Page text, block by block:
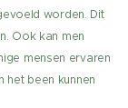
worden. Dit
Ook kan men
mensen ervaren
het been kunnen